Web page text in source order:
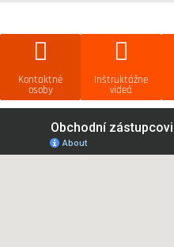
Kontaktné
osoby
Inštruktážne
videá